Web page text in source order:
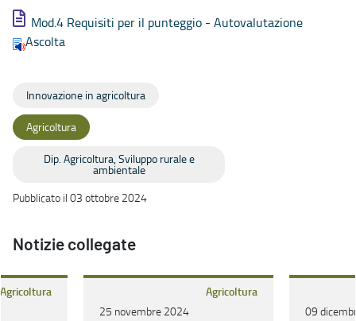
Mod.4 Requisiti per il punteggio - Autovalutazione
Ascolta
Innovazione in agricoltura
Agricoltura
Dip. Agricoltura, Sviluppo rurale e
ambientale
Pubblicato il 03 ottobre 2024
Notizie collegate
Agricoltura
Agricoltura
25 novembre 2024
09